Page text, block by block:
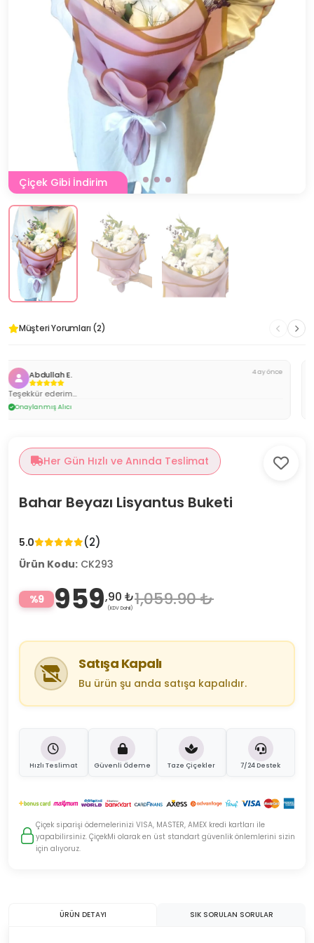
Çiçek Gibi İndirim
Müşteri Yorumları (2)
FİKRİ S. 4 ay önce
Özenilmiş şekilde geldi. Şimdilik harika iş yapıyorlar
Onaylanmış Alıcı
Her Gün Hızlı ve Anında Teslimat
Bahar Beyazı Lisyantus Buketi
5.0 (2)
Ürün Kodu: CK293
%9 959,90 ₺
(KDV Dahil) 1,059.90 ₺
Satışa Kapalı
Bu ürün şu anda satışa kapalıdır.
Hızlı Teslimat Güvenli Ödeme Taze Çiçekler 7/24 Destek
Çiçek siparişi ödemelerinizi VISA, MASTER, AMEX kredi kartları ile
yapabilirsiniz. ÇiçekMi olarak en üst standart güvenlik önlemlerini sizin
için alıyoruz.
ÜRÜN DETAYI SIK SORULAN SORULAR